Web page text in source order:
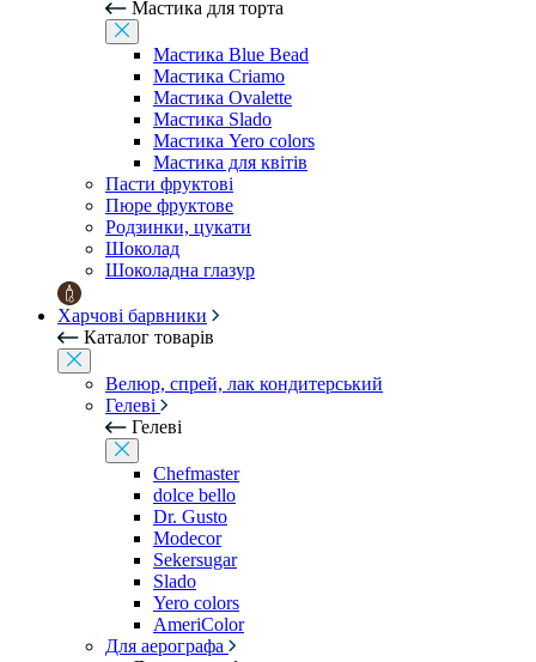
Мастика для торта
Мастика Blue Bead
Мастика Criamo
Мастика Ovalette
Мастика Slado
Мастика Yero colors
Мастика для квітів
Пасти фруктові
Пюре фруктове
Родзинки, цукати
Шоколад
Шоколадна глазур
Харчові барвники
Каталог товарів
Велюр, спрей, лак кондитерський
Гелеві
Гелеві
Chefmaster
dolce bello
Dr. Gusto
Modecor
Sekersugar
Slado
Yero colors
AmeriColor
Для аерографа